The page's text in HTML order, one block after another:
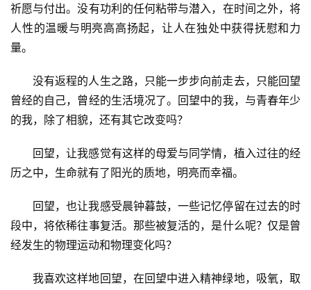
祈愿与付出。没有功利的任何粘带与潜入，在时间之外，将
人性的温暖与明亮高高扬起，让人在独处中获得抚慰和力
量。
没有返程的人生之路，只能一步步向前走去，只能回望
曾经的自己，曾经的生活境况了。回望中的我，与青春年少
的我，除了相貌，还有其它改变吗？
回望，让我感觉有这样的母爱与同学情，植入过往的经
历之中，生命就有了阳光的质地，明亮而幸福。
回望，也让我感受晨钟暮鼓，一些记忆停留在过去的时
段中，将依稀往事复活。那些被复活的，是什么呢？仅是曾
经发生的物理运动和物理变化吗？
我喜欢这样地回望，在回望中进入精神绿地，吸氧，取